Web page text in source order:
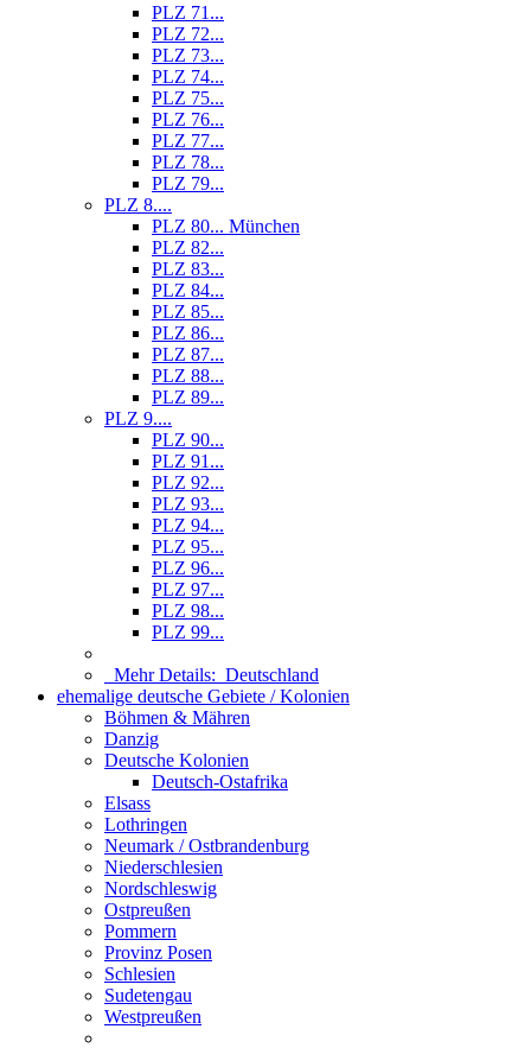
PLZ 71...
PLZ 72...
PLZ 73...
PLZ 74...
PLZ 75...
PLZ 76...
PLZ 77...
PLZ 78...
PLZ 79...
PLZ 8....
PLZ 80... München
PLZ 82...
PLZ 83...
PLZ 84...
PLZ 85...
PLZ 86...
PLZ 87...
PLZ 88...
PLZ 89...
PLZ 9....
PLZ 90...
PLZ 91...
PLZ 92...
PLZ 93...
PLZ 94...
PLZ 95...
PLZ 96...
PLZ 97...
PLZ 98...
PLZ 99...
Mehr Details: Deutschland
ehemalige deutsche Gebiete / Kolonien
Böhmen & Mähren
Danzig
Deutsche Kolonien
Deutsch-Ostafrika
Elsass
Lothringen
Neumark / Ostbrandenburg
Niederschlesien
Nordschleswig
Ostpreußen
Pommern
Provinz Posen
Schlesien
Sudetengau
Westpreußen